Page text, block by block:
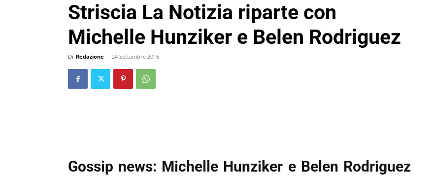
Striscia La Notizia riparte con
Michelle Hunziker e Belen Rodriguez
Di Redazione - 24 Settembre 2016
Gossip news: Michelle Hunziker e Belen Rodriguez